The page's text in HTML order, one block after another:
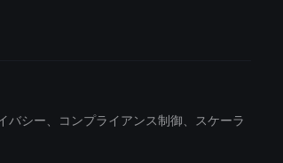
シー、コンプライアンス制御、スケーラ